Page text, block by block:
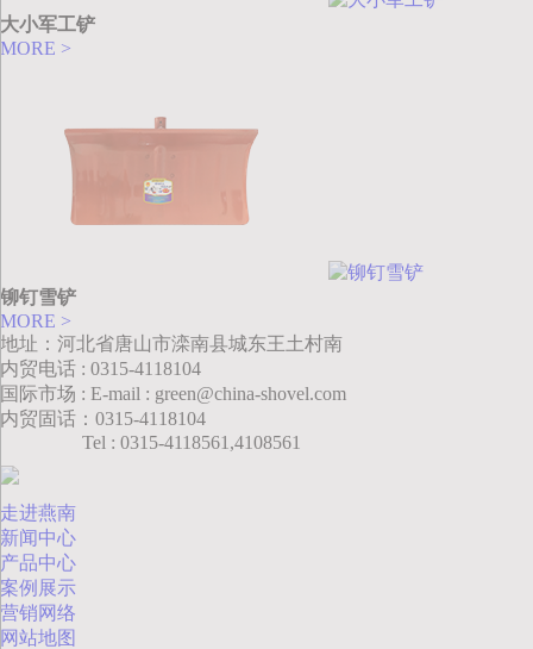
大小军工铲
MORE >
铆钉雪铲
MORE >
地址：河北省唐山市滦南县城东王土村南
内贸电话 : 0315-4118104
国际市场 : E-mail : green@china-shovel.com
内贸固话：0315-4118104
Tel : 0315-4118561,4108561
走进燕南
新闻中心
产品中心
案例展示
营销网络
网站地图